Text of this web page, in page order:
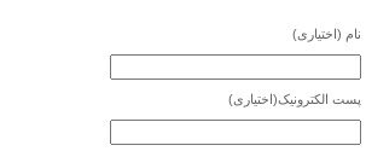
نام (اختیاری)
پست الکترونیک(اختیاری)